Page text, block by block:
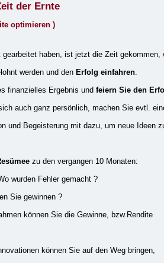
der Ernte
optimieren )
gearbeitet haben, ist jetzt die Zeit
werden und den Erfolg einfahren.
finanzielles Ergebnis und feiern Sie den
auch ganz persönlich, machen Sie evtl.
und Begeisterung mit dazu, um neue Ideen
zu den vergangen 10 Monaten:
wurden Fehler gemacht ?
Sie gewinnen ?
können Sie die Gewinne, bzw.Rendite
können Sie auf den Weg bringen,